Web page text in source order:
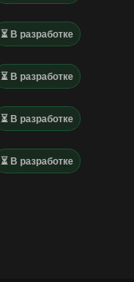
⏳ В разработке
⏳ В разработке
⏳ В разработке
⏳ В разработке